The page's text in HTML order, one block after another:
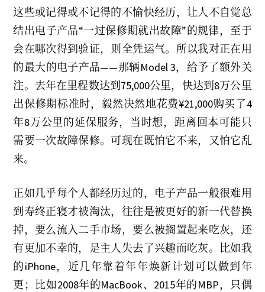
这些或记得或不记得的不愉快经历，让人不自觉总
结出电子产品“一过保修期就出故障”的规律，至于
会在哪次得到验证，则全凭运气。所以我对正在用
的最大的电子产品——那辆Model 3，给予了额外关
注。去年在里程数达到75,000公里，快达到8万公里
出保修期标准时，毅然决然地花费¥21,000购买了4
年8万公里的延保服务，当时想，距离回本可能只
需要一次故障保修。可现在既怕它不来，又怕它乱
来。
正如几乎每个人都经历过的，电子产品一般很难用
到寿终正寝才被淘汰，往往是被更好的新一代替换
掉，要么流入二手市场，要么被搁置起来吃灰，还
有更加不幸的，是主人失去了兴趣而吃灰。比如我
的iPhone，近几年靠着年年焕新计划可以做到年
更；比如2008年的MacBook、2015年的MBP，只偶